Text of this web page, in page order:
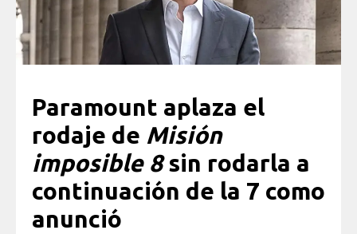
Paramount aplaza el
rodaje de Misión
imposible 8sin rodarla a
continuación de la 7 como
anunció